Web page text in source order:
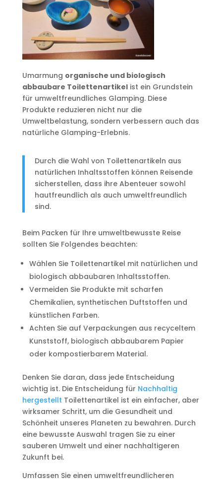
Umarmung organische und biologisch
abbaubare Toilettenartikelist ein Grundstein
für umweltfreundliches Glamping. Diese
Produkte reduzieren nicht nur die
Umweltbelastung, sondern verbessern auch das
natürliche Glamping-Erlebnis.
Durch die Wahl von Toilettenartikeln aus
natürlichen Inhaltsstoffen können Reisende
sicherstellen, dass ihre Abenteuer sowohl
hautfreundlich als auch umweltfreundlich
sind.
Beim Packen für Ihre umweltbewusste Reise
sollten Sie Folgendes beachten:
Wählen Sie Toilettenartikel mit natürlichen und
biologisch abbaubaren Inhaltsstoffen.
Vermeiden Sie Produkte mit scharfen
Chemikalien, synthetischen Duftstoffen und
künstlichen Farben.
Achten Sie auf Verpackungen aus recyceltem
Kunststoff, biologisch abbaubarem Papier
oder kompostierbarem Material.
Denken Sie daran, dass jede Entscheidung
wichtig ist. Die Entscheidung für Nachhaltig
hergestellt Toilettenartikel ist ein einfacher, aber
wirksamer Schritt, um die Gesundheit und
Schönheit unseres Planeten zu bewahren. Durch
eine bewusste Auswahl tragen Sie zu einer
sauberen Umwelt und einer nachhaltigeren
Zukunft bei.
Umfassen Sie einen umweltfreundlicheren